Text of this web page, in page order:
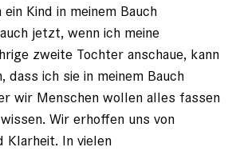
Kind in meinem Bauch
jetzt, wenn ich meine
zweite Tochter anschaue, kann
dass ich sie in meinem Bauch
wir Menschen wollen alles fassen
Wir erhoffen uns von
Klarheit. In vielen